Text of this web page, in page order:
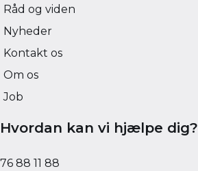
Råd og viden
Nyheder
Kontakt os
Om os
Job
Hvordan kan vi hjælpe dig?
76 88 11 88